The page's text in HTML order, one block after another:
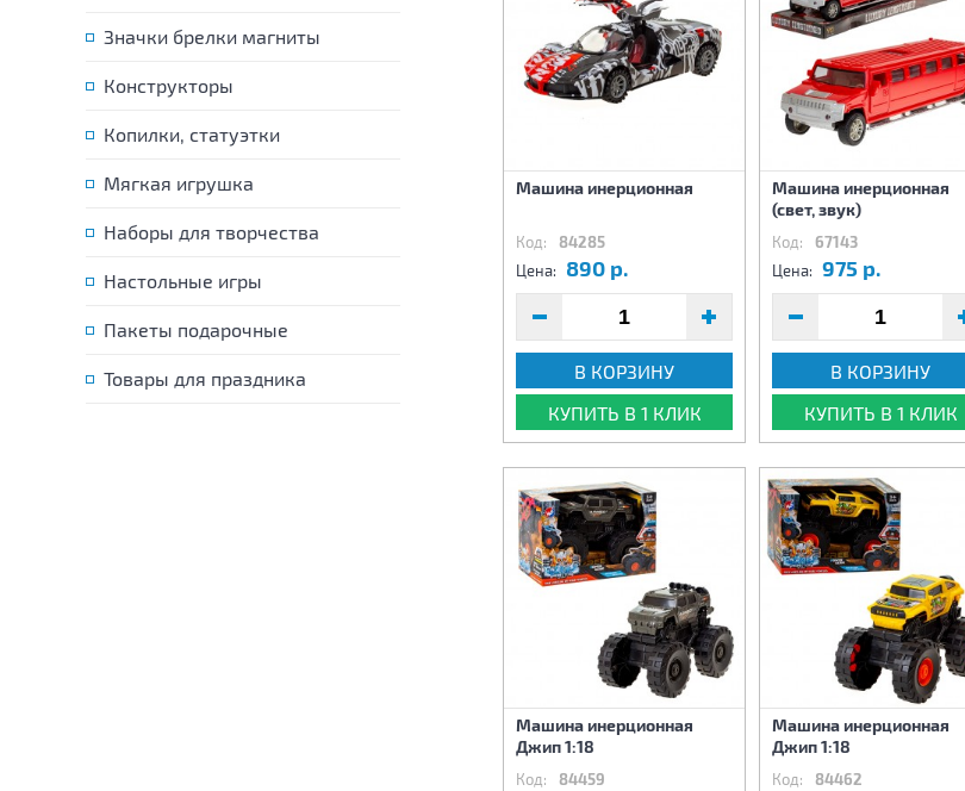
Значки брелки магниты
Конструкторы
Копилки, статуэтки
Мягкая игрушка
Наборы для творчества
Настольные игры
Пакеты подарочные
Товары для праздника
Машина инерционная
Код: 84285
Цена: 890 р.
В КОРЗИНУ
КУПИТЬ В 1 КЛИК
Машина инерционная
(свет, звук)
Код: 67143
Цена: 975 р.
В КОРЗИНУ
КУПИТЬ В 1 КЛИК
Машина инерционная
Джип 1:18
Код: 84459
Машина инерционная
Джип 1:18
Код: 84462